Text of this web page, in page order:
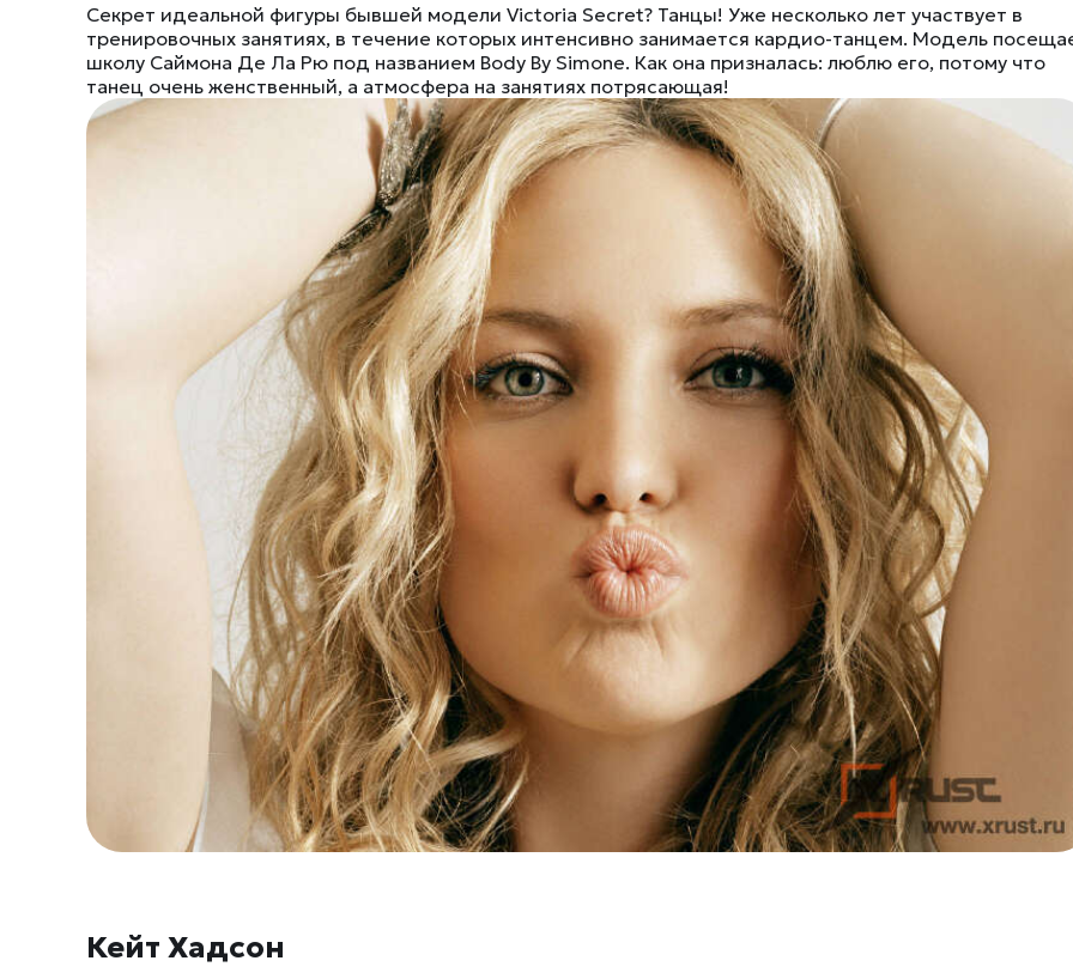
Секрет идеальной фигуры бывшей модели Victoria Secret? Танцы! Уже несколько лет участвует в
тренировочных занятиях, в течение которых интенсивно занимается кардио-танцем. Модель
школу Саймона Де Ла Рю под названием Body By Simone. Как она призналась: люблю его, потому что
танец очень женственный, а атмосфера на занятиях потрясающая!
Кейт Хадсон